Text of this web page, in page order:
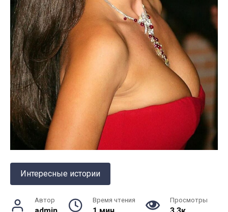
Интересные истории
Автор Время чтения Просмотры